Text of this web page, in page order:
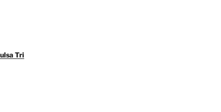
Tri